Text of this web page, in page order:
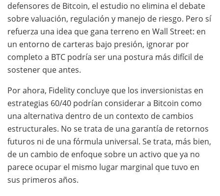
defensores de Bitcoin, el estudio no elimina el debate
sobre valuación, regulación y manejo de riesgo. Pero sí
refuerza una idea que gana terreno en Wall Street: en
un entorno de carteras bajo presión, ignorar por
completo a BTC podría ser una postura más difícil de
sostener que antes.
Por ahora, Fidelity concluye que los inversionistas en
estrategias 60/40 podrían considerar a Bitcoin como
una alternativa dentro de un contexto de cambios
estructurales. No se trata de una garantía de retornos
futuros ni de una fórmula universal. Se trata, más bien,
de un cambio de enfoque sobre un activo que ya no
parece ocupar el mismo lugar marginal que tuvo en
sus primeros años.